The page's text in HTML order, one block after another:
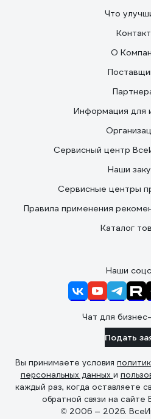
Что
О
Информация для
Сервисный центр
Наши
Сервисные центры
Правила применения
Каталог
Наши
Чат для
Подать
Вы принимаете условия
персональных данных и
каждый раз, когда оставляете
обратной связи на сайте
© 2006 — 2026.